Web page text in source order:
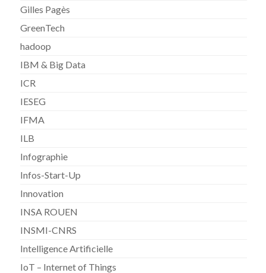
Gilles Pagès
GreenTech
hadoop
IBM & Big Data
ICR
IESEG
IFMA
ILB
Infographie
Infos-Start-Up
Innovation
INSA ROUEN
INSMI-CNRS
Intelligence Artificielle
IoT – Internet of Things